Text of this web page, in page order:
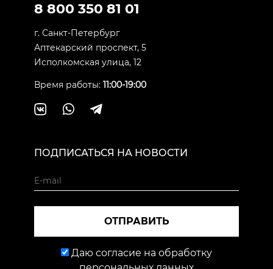
8 800 350 81 01
г. Санкт-Петербург
Аптекарский проспект, 5
Исполкомская улица, 12
Время работы: 11:00-19:00
ПОДПИСАТЬСЯ НА НОВОСТИ
ОТПРАВИТЬ
Даю согласие на обработку